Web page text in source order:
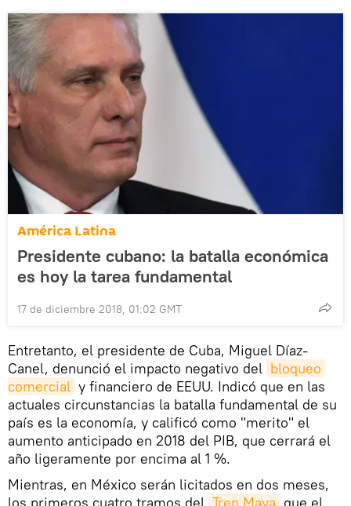
América Latina
Presidente cubano: la batalla económica
es hoy la tarea fundamental
17 de diciembre 2018, 01:02 GMT
Entretanto, el presidente de Cuba, Miguel Díaz-
Canel, denunció el impacto negativo del bloqueo
comercial y financiero de EEUU. Indicó que en las
actuales circunstancias la batalla fundamental de su
país es la economía, y calificó como "merito" el
aumento anticipado en 2018 del PIB, que cerrará el
año ligeramente por encima al 1 %.
Mientras, en México serán licitados en dos meses,